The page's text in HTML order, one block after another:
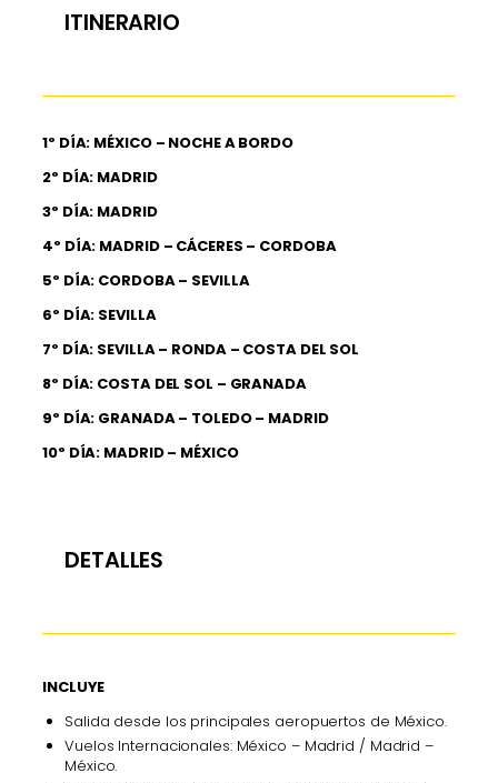
ITINERARIO
1º DÍA: MÉXICO – NOCHE A BORDO
2º DÍA: MADRID
3º DÍA: MADRID
4º DÍA: MADRID – CÁCERES – CORDOBA
5º DÍA: CORDOBA – SEVILLA
6º DÍA: SEVILLA
7º DÍA: SEVILLA – RONDA – COSTA DEL SOL
8º DÍA: COSTA DEL SOL – GRANADA
9º DÍA: GRANADA – TOLEDO – MADRID
10º DÍA: MADRID – MÉXICO
DETALLES
INCLUYE
Salida desde los principales aeropuertos de México.
Vuelos Internacionales: México – Madrid / Madrid –
México.